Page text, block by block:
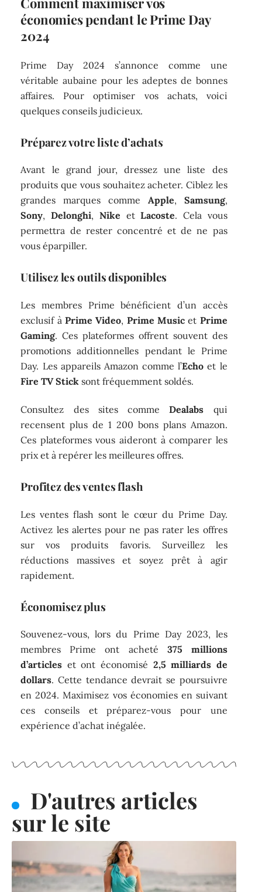
économies pendant le Prime Day
2024
Prime Day 2024 s’annonce comme une
véritable aubaine pour les adeptes de bonnes
affaires. Pour optimiser vos achats, voici
quelques conseils judicieux.
Préparez votre liste d’achats
Avant le grand jour, dressez une liste des
produits que vous souhaitez acheter. Ciblez les
grandes marques comme Apple, Samsung,
Sony,Delonghi, Nike etLacoste. Cela vous
permettra de rester concentré et de ne pas
vous éparpiller.
Utilisez les outils disponibles
Les membres Prime bénéficient d’un accès
exclusif àPrime Video, Prime Music et Prime
Gaming. Ces plateformes offrent souvent des
promotions additionnelles pendant le Prime
Day. Les appareils Amazon comme l’Echo et le
Fire TV Stick sont fréquemment soldés.
Consultez des sites commeDealabs qui
recensent plus de 1 200 bons plans Amazon.
Ces plateformes vous aideront à comparer les
prix et à repérer les meilleures offres.
Profitez des ventes flash
Les ventes flash sont le cœur du Prime Day.
Activez les alertes pour ne pas rater les offres
sur vos produits favoris. Surveillez les
réductions massives et soyez prêt à agir
rapidement.
Économisez plus
Souvenez-vous, lors du Prime Day 2023, les
membres Prime ont acheté 375 millions
d’articles et ont économisé 2,5 milliards de
dollars. Cette tendance devrait se poursuivre
en 2024. Maximisez vos économies en suivant
ces conseils et préparez-vous pour une
expérience d’achat inégalée.
D'autres articles
sur le site